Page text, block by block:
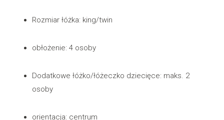
Rozmiar łóżka: king/twin
obłożenie: 4 osoby
Dodatkowe łóżko/łóżeczko dziecięce: maks. 2
osoby
orientacja: centrum